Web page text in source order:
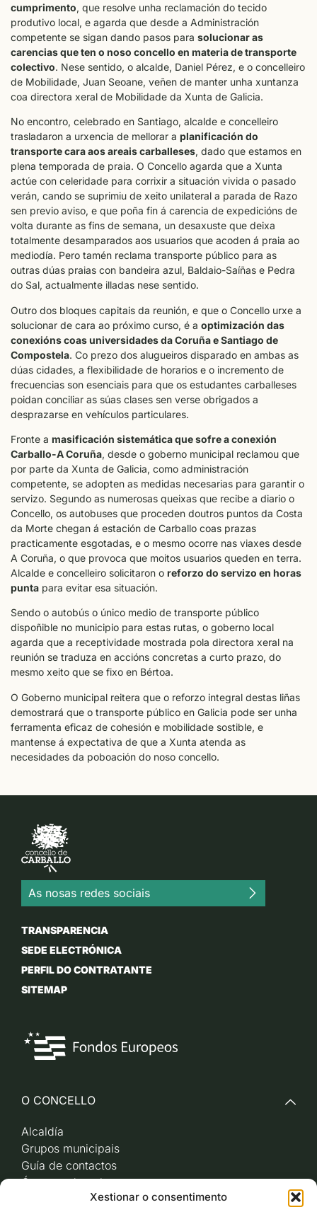
Xestionar o consentimento
cumprimento, que resolve unha reclamación do tecido
produtivo local, e agarda que desde a Administración
competente se sigan dando pasos para solucionar as
carencias que ten o noso concello en materia de transporte
colectivo. Nese sentido, o alcalde, Daniel Pérez, e o concelleiro
de Mobilidade, Juan Seoane, veñen de manter unha xuntanza
coa directora xeral de Mobilidade da Xunta de Galicia.
No encontro, celebrado en Santiago, alcalde e concelleiro
trasladaron a urxencia de mellorar a planificación do
transporte cara aos areais carballeses, dado que estamos en
plena temporada de praia. O Concello agarda que a Xunta
actúe con celeridade para corrixir a situación vivida o pasado
verán, cando se suprimiu de xeito unilateral a parada de Razo
sen previo aviso, e que poña fin á carencia de expedicións de
volta durante as fins de semana, un desaxuste que deixa
totalmente desamparados aos usuarios que acoden á praia ao
mediodía. Pero tamén reclama transporte público para as
outras dúas praias con bandeira azul, Baldaio-Saíñas e Pedra
do Sal, actualmente illadas nese sentido.
Outro dos bloques capitais da reunión, e que o Concello urxe a
solucionar de cara ao próximo curso, é a optimización das
conexións coas universidades da Coruña e Santiago de
Compostela. Co prezo dos alugueiros disparado en ambas as
dúas cidades, a flexibilidade de horarios e o incremento de
frecuencias son esenciais para que os estudantes carballeses
poidan conciliar as súas clases sen verse obrigados a
desprazarse en vehículos particulares.
Fronte a masificación sistemática que sofre a conexión
Carballo-A Coruña, desde o goberno municipal reclamou que
por parte da Xunta de Galicia, como administración
competente, se adopten as medidas necesarias para garantir o
servizo. Segundo as numerosas queixas que recibe a diario o
Concello, os autobuses que proceden doutros puntos da Costa
da Morte chegan á estación de Carballo coas prazas
practicamente esgotadas, e o mesmo ocorre nas viaxes desde
A Coruña, o que provoca que moitos usuarios queden en terra.
Alcalde e concelleiro solicitaron o reforzo do servizo en horas
punta para evitar esa situación.
Sendo o autobús o único medio de transporte público
dispoñible no municipio para estas rutas, o goberno local
agarda que a receptividade mostrada pola directora xeral na
reunión se traduza en accións concretas a curto prazo, do
mesmo xeito que se fixo en Bértoa.
O Goberno municipal reitera que o reforzo integral destas liñas
demostrará que o transporte público en Galicia pode ser unha
ferramenta eficaz de cohesión e mobilidade sostible, e
mantense á expectativa de que a Xunta atenda as
necesidades da poboación do noso concello.
As nosas redes sociais
TRANSPARENCIA
SEDE ELECTRÓNICA
PERFIL DO CONTRATANTE
SITEMAP
O CONCELLO
Alcaldía
Grupos municipais
Guía de contactos
Órganos de goberno
Acceso a videoactas